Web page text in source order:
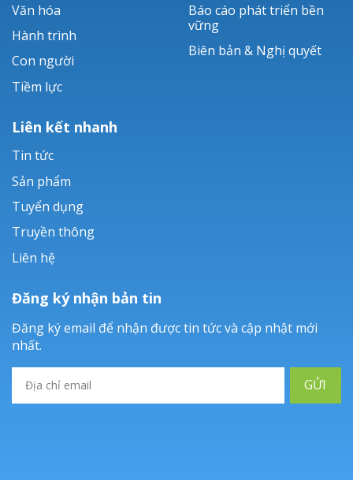
Văn hóa
Hành trình
Con người
Tiềm lực
Báo cáo phát triển bền
vững
Biên bản & Nghị quyết
Liên kết nhanh
Tin tức
Sản phẩm
Tuyển dụng
Truyền thông
Liên hệ
Đăng ký nhận bản tin
Đăng ký email để nhận được tin tức và cập nhật mới
nhất.
GỬI